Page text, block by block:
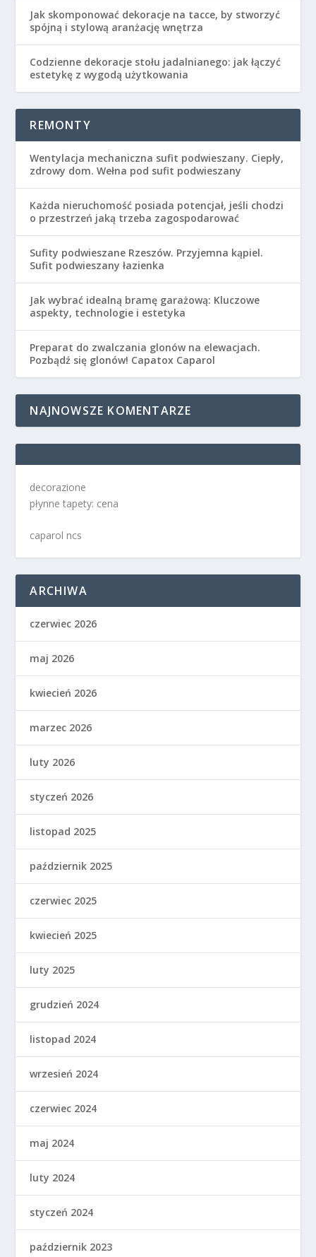
Jak skomponować dekoracje na tacce, by stworzyć
spójną i stylową aranżację wnętrza
Codzienne dekoracje stołu jadalnianego: jak łączyć
estetykę z wygodą użytkowania
REMONTY
Wentylacja mechaniczna sufit podwieszany. Ciepły,
zdrowy dom. Wełna pod sufit podwieszany
Każda nieruchomość posiada potencjał, jeśli chodzi
o przestrzeń jaką trzeba zagospodarować
Sufity podwieszane Rzeszów. Przyjemna kąpiel.
Sufit podwieszany łazienka
Jak wybrać idealną bramę garażową: Kluczowe
aspekty, technologie i estetyka
Preparat do zwalczania glonów na elewacjach.
Pozbądź się glonów! Capatox Caparol
NAJNOWSZE KOMENTARZE
decorazione
płynne tapety: cena
caparol ncs
ARCHIWA
czerwiec 2026
maj 2026
kwiecień 2026
marzec 2026
luty 2026
styczeń 2026
listopad 2025
październik 2025
czerwiec 2025
kwiecień 2025
luty 2025
grudzień 2024
listopad 2024
wrzesień 2024
czerwiec 2024
maj 2024
luty 2024
styczeń 2024
październik 2023